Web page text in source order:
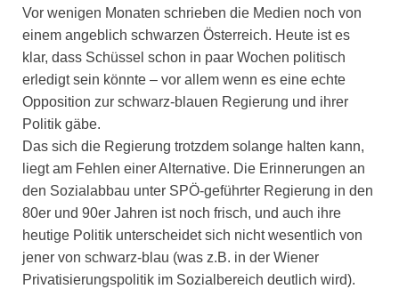
Vor wenigen Monaten schrieben die Medien noch von
einem angeblich schwarzen Österreich. Heute ist es
klar, dass Schüssel schon in paar Wochen politisch
erledigt sein könnte – vor allem wenn es eine echte
Opposition zur schwarz-blauen Regierung und ihrer
Politik gäbe.
Das sich die Regierung trotzdem solange halten kann,
liegt am Fehlen einer Alternative. Die Erinnerungen an
den Sozialabbau unter SPÖ-geführter Regierung in den
80er und 90er Jahren ist noch frisch, und auch ihre
heutige Politik unterscheidet sich nicht wesentlich von
jener von schwarz-blau (was z.B. in der Wiener
Privatisierungspolitik im Sozialbereich deutlich wird).